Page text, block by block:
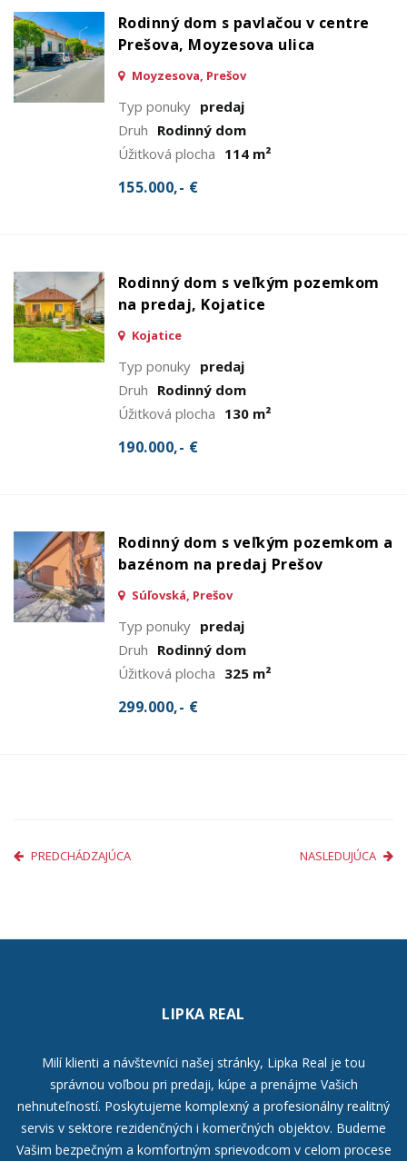
Rodinný dom s pavlačou v centre
Prešova, Moyzesova ulica
Moyzesova, Prešov
Typ ponuky predaj
Druh Rodinný dom
Úžitková plocha 114 m²
155.000,- €
Rodinný dom s veľkým pozemkom
na predaj, Kojatice
Kojatice
Typ ponuky predaj
Druh Rodinný dom
Úžitková plocha 130 m²
190.000,- €
Rodinný dom s veľkým pozemkom a
bazénom na predaj Prešov
Súľovská, Prešov
Typ ponuky predaj
Druh Rodinný dom
Úžitková plocha 325 m²
299.000,- €
PREDCHÁDZAJÚCA NASLEDUJÚCA
LIPKA REAL
Milí klienti a návštevníci našej stránky, Lipka Real je tou
správnou voľbou pri predaji, kúpe a prenájme Vašich
nehnuteľností. Poskytujeme komplexný a profesionálny realitný
servis v sektore rezidenčných i komerčných objektov. Budeme
Vašim bezpečným a komfortným sprievodcom v celom procese